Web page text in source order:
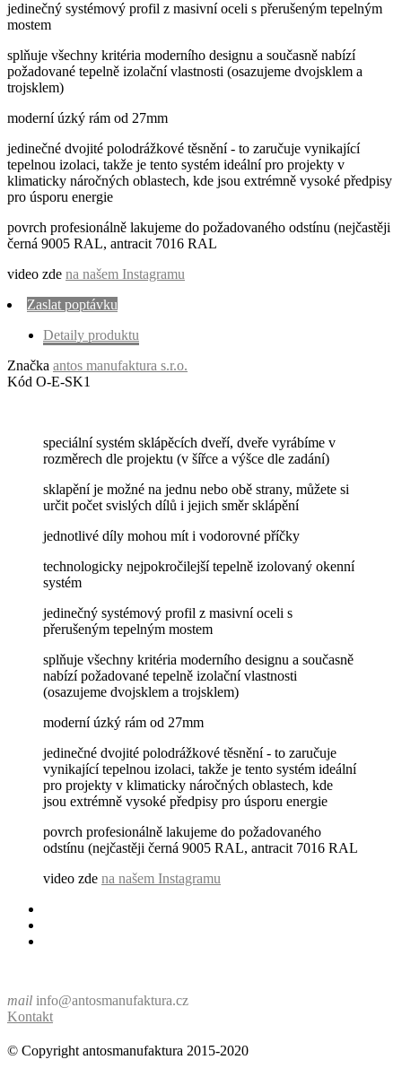
jedinečný systémový profil z masivní oceli s přerušeným tepelným
mostem
splňuje všechny kritéria moderního designu a současně nabízí
požadované tepelně izolační vlastnosti (osazujeme dvojsklem a
trojsklem)
moderní úzký rám od 27mm
jedinečné dvojité polodrážkové těsnění - to zaručuje vynikající
tepelnou izolaci, takže je tento systém ideální pro projekty v
klimaticky náročných oblastech, kde jsou extrémně vysoké předpisy
pro úsporu energie
povrch profesionálně lakujeme do požadovaného odstínu (nejčastěji
černá 9005 RAL, antracit 7016 RAL
video zde na našem Instagramu
Zaslat poptávku
Detaily produktu
Značka antos manufaktura s.r.o.
Kód O-E-SK1
speciální systém sklápěcích dveří, dveře vyrábíme v
rozměrech dle projektu (v šířce a výšce dle zadání)
sklapění je možné na jednu nebo obě strany, můžete si
určit počet svislých dílů i jejich směr sklápění
jednotlivé díly mohou mít i vodorovné příčky
technologicky nejpokročilejší tepelně izolovaný okenní
systém
jedinečný systémový profil z masivní oceli s
přerušeným tepelným mostem
splňuje všechny kritéria moderního designu a současně
nabízí požadované tepelně izolační vlastnosti
(osazujeme dvojsklem a trojsklem)
moderní úzký rám od 27mm
jedinečné dvojité polodrážkové těsnění - to zaručuje
vynikající tepelnou izolaci, takže je tento systém ideální
pro projekty v klimaticky náročných oblastech, kde
jsou extrémně vysoké předpisy pro úsporu energie
povrch profesionálně lakujeme do požadovaného
odstínu (nejčastěji černá 9005 RAL, antracit 7016 RAL
video zde na našem Instagramu
mail info@antosmanufaktura.cz
Kontakt
© Copyright antosmanufaktura 2015-2020